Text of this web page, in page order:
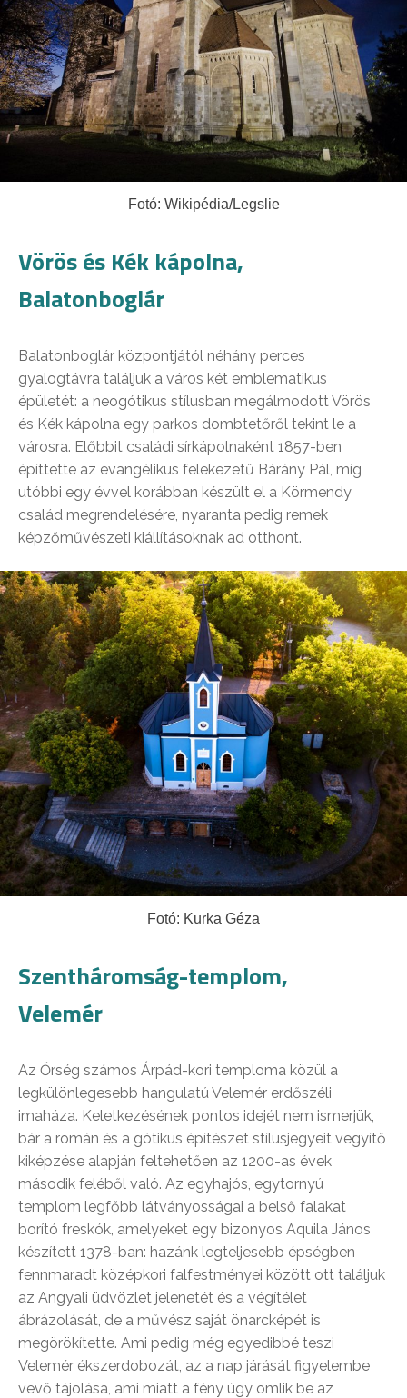
Fotó: Wikipédia/Legslie
Vörös és Kék kápolna,
Balatonboglár
Balatonboglár központjától néhány perces
gyalogtávra találjuk a város két emblematikus
épületét: a neogótikus stílusban megálmodott Vörös
és Kék kápolna egy parkos dombtetőről tekint le a
városra. Előbbit családi sírkápolnaként 1857-ben
építtette az evangélikus felekezetű Bárány Pál, míg
utóbbi egy évvel korábban készült el a Körmendy
család megrendelésére, nyaranta pedig remek
képzőművészeti kiállításoknak ad otthont.
Fotó: Kurka Géza
Szentháromság-templom,
Velemér
Az Őrség számos Árpád-kori temploma közül a
legkülönlegesebb hangulatú Velemér erdőszéli
imaháza. Keletkezésének pontos idejét nem ismerjük,
bár a román és a gótikus építészet stílusjegyeit vegyítő
kiképzése alapján feltehetően az 1200-as évek
második feléből való. Az egyhajós, egytornyú
templom legfőbb látványosságai a belső falakat
borító freskók, amelyeket egy bizonyos Aquila János
készített 1378-ban: hazánk legteljesebb épségben
fennmaradt középkori falfestményei között ott találjuk
az Angyali üdvözlet jelenetét és a végítélet
ábrázolását, de a művész saját önarcképét is
megörökítette. Ami pedig még egyedibbé teszi
Velemér ékszerdobozát, az a nap járását figyelembe
vevő tájolása, ami miatt a fény úgy ömlik be az